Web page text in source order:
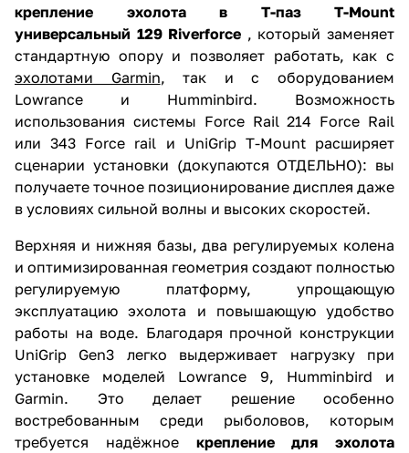
крепление эхолота в Т-паз T-Mount
универсальный 129 Riverforce , который заменяет
стандартную опору и позволяет работать, как с
эхолотами Garmin, так и с оборудованием
Lowrance и Humminbird. Возможность
использования системы Force Rail 214 Force Rail
или 343 Force rail и UniGrip T-Mount расширяет
сценарии установки (докупаются ОТДЕЛЬНО): вы
получаете точное позиционирование дисплея даже
в условиях сильной волны и высоких скоростей.
Верхняя и нижняя базы, два регулируемых колена
и оптимизированная геометрия создают полностью
регулируемую платформу, упрощающую
эксплуатацию эхолота и повышающую удобство
работы на воде. Благодаря прочной конструкции
UniGrip Gen3 легко выдерживает нагрузку при
установке моделей Lowrance 9, Humminbird и
Garmin. Это делает решение особенно
востребованным среди рыболовов, которым
требуется надёжное крепление для эхолота